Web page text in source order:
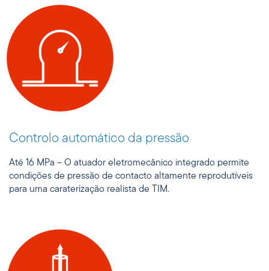
Controlo automático da pressão
Até 16 MPa – O atuador eletromecânico integrado permite
condições de pressão de contacto altamente reprodutíveis
para uma caraterização realista de TIM.